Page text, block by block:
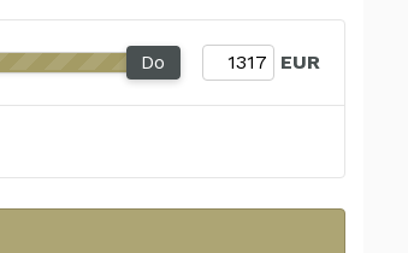
Do EUR